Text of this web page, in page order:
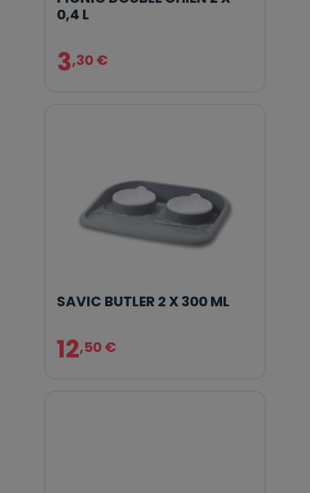
0,4 L
3,30 €
SAVIC BUTLER 2 X 300 ML
12,50 €